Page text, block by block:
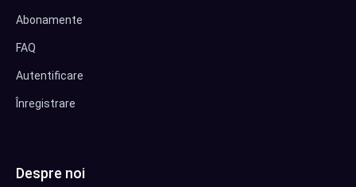
Abonamente
FAQ
Autentificare
Înregistrare
Despre noi